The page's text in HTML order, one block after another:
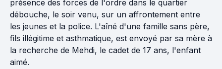
présence des forces de l'ordre dans le quartier
débouche, le soir venu, sur un affrontement entre
les jeunes et la police. L'aîné d'une famille sans père,
fils illégitime et asthmatique, est envoyé par sa mère à
la recherche de Mehdi, le cadet de 17 ans, l'enfant
aimé.